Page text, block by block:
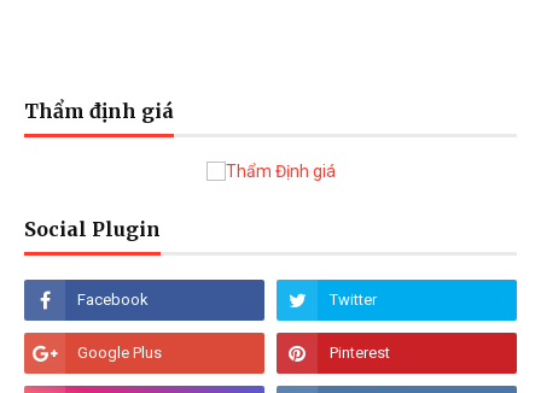
Thẩm định giá
Social Plugin